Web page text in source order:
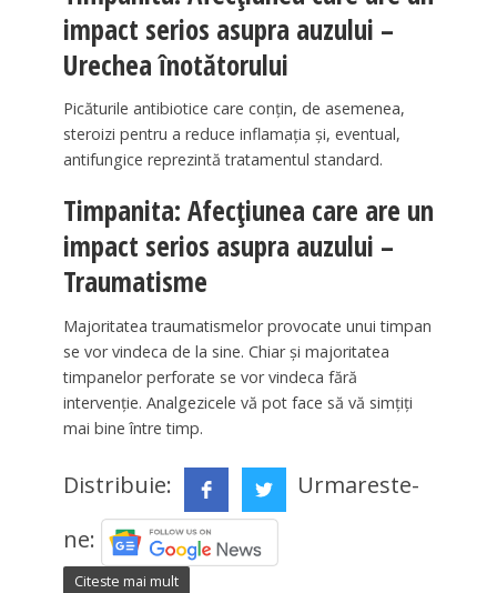
impact serios asupra auzului –
Urechea înotătorului
Picăturile antibiotice care conțin, de asemenea,
steroizi pentru a reduce inflamația și, eventual,
antifungice reprezintă tratamentul standard.
Timpanita: Afecțiunea care are un
impact serios asupra auzului –
Traumatisme
Majoritatea traumatismelor provocate unui timpan
se vor vindeca de la sine. Chiar și majoritatea
timpanelor perforate se vor vindeca fără
intervenție. Analgezicele vă pot face să vă simțiți
mai bine între timp.
Distribuie:
Urmareste-
ne:
Citeste mai mult